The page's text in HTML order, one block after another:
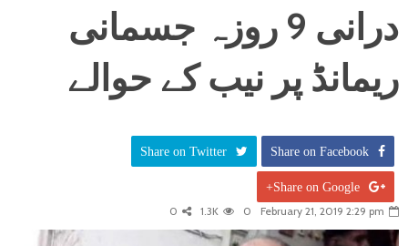
درانی 9 روزہ جسمانی
ریمانڈ پر نیب کے حوالے
Share on Facebook
Share on Twitter
Share on Google+
February 21, 2019 2:29 pm
0
1.3K
0